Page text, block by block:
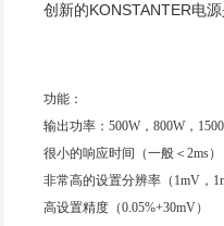
创新的KONSTANTER电
功能：
输出功率：500W，800W，
很小的响应时间（一般＜2ms）
非常高的设置分辨率（1mV，
高设置精度（0.05%+30mV）